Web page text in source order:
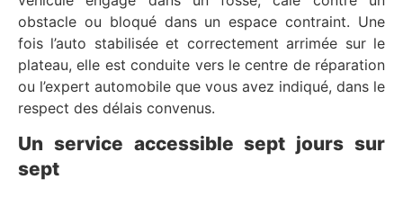
obstacle ou bloqué dans un espace contraint. Une
fois l’auto stabilisée et correctement arrimée sur le
plateau, elle est conduite vers le centre de réparation
ou l’expert automobile que vous avez indiqué, dans le
respect des délais convenus.
Un service accessible sept jours sur
sept